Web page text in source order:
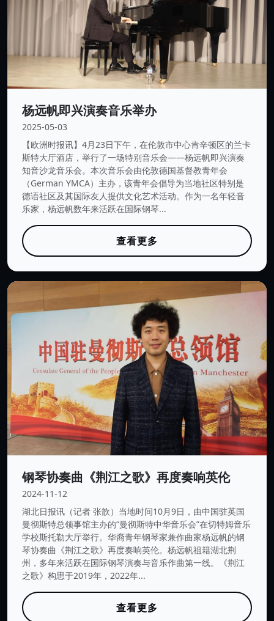
杨远帆即兴演奏音乐举办
2025-05-03
【欧洲时报讯】4月23日下午，在伦敦市中心肯辛顿区的兰卡
斯特大厅酒店，举行了一场特别音乐会——杨远帆即兴演奏
知音沙龙音乐会。本次音乐会由伦敦德国基督教青年会
（German YMCA）主办，该青年会倡导为当地社区特别是
德语社区及其国际友人提供文化艺术活动。作为一名年轻音
乐家，杨远帆数年来活跃在国际钢琴...
查看更多
钢琴协奏曲《荆江之歌》再度奏响英伦
2024-11-12
湖北日报讯（记者 张歆）当地时间10月9日，由中国驻英国
曼彻斯特总领事馆主办的“曼彻斯特中华音乐会”在切特姆音乐
学校斯托勒大厅举行。华裔青年钢琴家兼作曲家杨远帆的钢
琴协奏曲《荆江之歌》再度奏响英伦。杨远帆祖籍湖北荆
州，多年来活跃在国际钢琴演奏与音乐作曲第一线。《荆江
之歌》构思于2019年，2022年...
查看更多